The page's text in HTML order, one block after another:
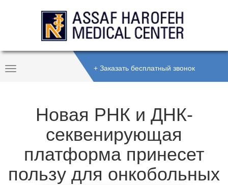
Toggle
+ Заказать бесплатный звонок
Новая РНК и ДНК-
секвенирующая
платформа принесет
пользу для онкобольных